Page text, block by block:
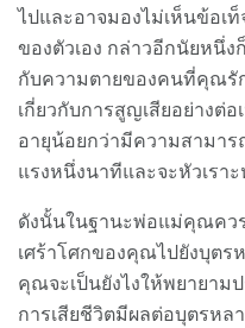
ไปและอาจมองไม่เห็นข้อเท็
ของตัวเอง กล่าวอีกนัยหนึ่ง
กับความตายของคนที่คุณรั
เกี่ยวกับการสูญเสียอย่างต่อ
อายุน้อยกว่ามีความสามาร
แรงหนึ่งนาทีและจะหัวเรา
ดังนั้นในฐานะพ่อแม่คุณคว
เศร้าโศกของคุณไปยังบุต
คุณจะเป็นยังไงให้พยายาม
การเสียชีวิตมีผลต่อบุตรหล